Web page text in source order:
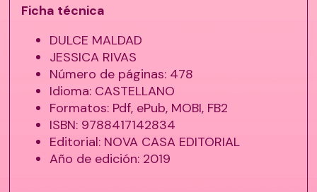
Ficha técnica
DULCE MALDAD
JESSICA RIVAS
Número de páginas: 478
Idioma: CASTELLANO
Formatos: Pdf, ePub, MOBI, FB2
ISBN: 9788417142834
Editorial: NOVA CASA EDITORIAL
Año de edición: 2019